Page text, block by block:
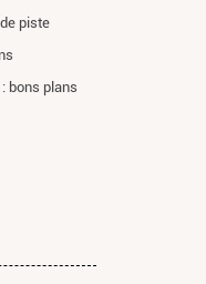
piste
bons plans